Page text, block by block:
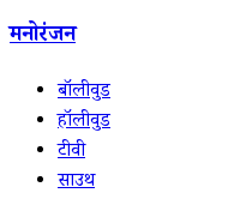
मनोरंजन
बॉलीवुड
हॉलीवुड
टीवी
साउथ